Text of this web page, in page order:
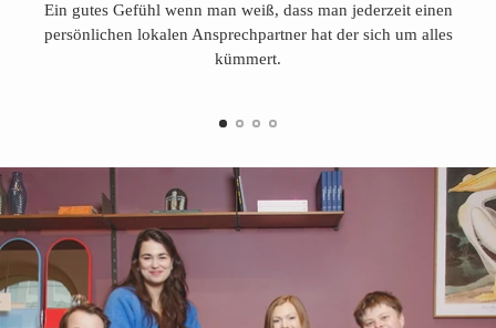
Ein gutes Gefühl wenn man weiß, dass man jederzeit einen
persönlichen lokalen Ansprechpartner hat der sich um alles
kümmert.